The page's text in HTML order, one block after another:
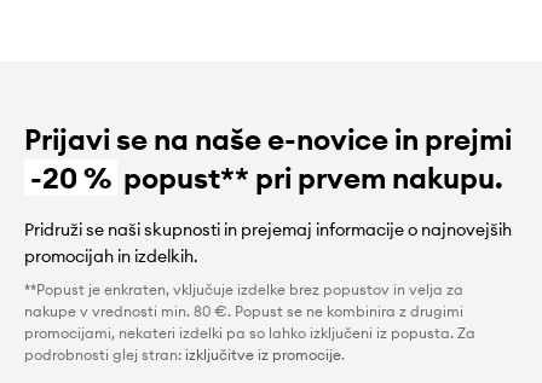
Prijavi se na naše e-novice in prejmi
-20 % popust** pri prvem nakupu.
Pridruži se naši skupnosti in prejemaj informacije o najnovejših
promocijah in izdelkih.
**Popust je enkraten, vključuje izdelke brez popustov in velja za
nakupe v vrednosti min. 80 €. Popust se ne kombinira z drugimi
promocijami, nekateri izdelki pa so lahko izključeni iz popusta. Za
podrobnosti glej stran: izključitve iz promocije.